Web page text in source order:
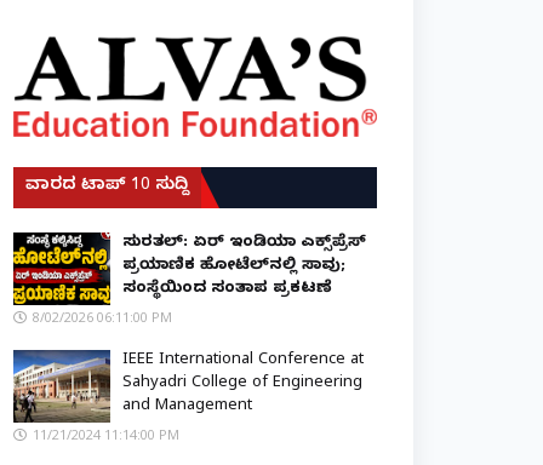
ವಾರದ ಟಾಪ್ 10 ಸುದ್ದಿ
ಸುರತ್ಕಲ್: ಏರ್ ಇಂಡಿಯಾ ಎಕ್ಸ್‌ಪ್ರೆಸ್
ಪ್ರಯಾಣಿಕ ಹೋಟೆಲ್‌ನಲ್ಲಿ ಸಾವು;
ಸಂಸ್ಥೆಯಿಂದ ಸಂತಾಪ ಪ್ರಕಟಣೆ
8/02/2026 06:11:00 PM
IEEE International Conference at
Sahyadri College of Engineering
and Management
11/21/2024 11:14:00 PM